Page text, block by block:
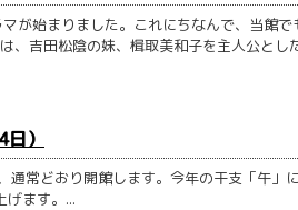
始まりました。これにちなんで、当館で
吉田松陰の妹、楫取美和子を主人公とし
）
常どおり開館します。今年の干支「午」
げます。...